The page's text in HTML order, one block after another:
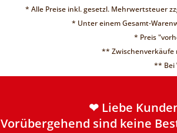
❤ Liebe
Vorübergehend sind keine
❤ Liebe
Vorübergehend sind keine
* Alle Preise inkl. gesetzl. Mehrwertsteuer
* Unter einem Gesamt-
* Preis
** Zwischenverkäufe
** Bei